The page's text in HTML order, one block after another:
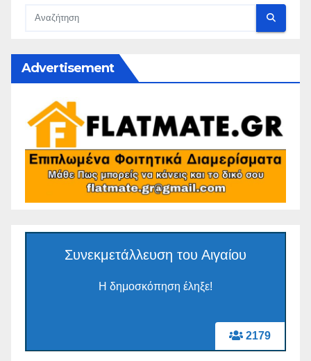
Advertisement
2179
Συνεκμετάλλευση του Αιγαίου
Η δημοσκόπηση έληξε!